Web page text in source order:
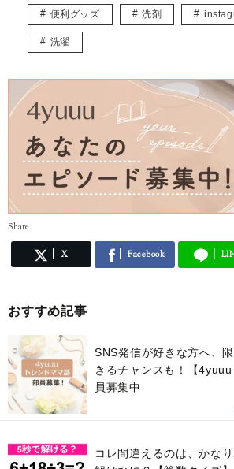
便利グッズ 洗剤
洗濯
Share
X Facebook
おすすめ記事
SNS発信が好きな方へ、
きるチャンスも！【
員募集中
コレ間違えるのは、かな